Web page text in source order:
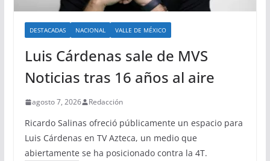
DESTACADAS NACIONAL VALLE DE MÉXICO
Luis Cárdenas sale de MVS
Noticias tras 16 años al aire
agosto 7, 2026 Redacción
Ricardo Salinas ofreció públicamente un espacio para
Luis Cárdenas en TV Azteca, un medio que
abiertamente se ha posicionado contra la 4T.